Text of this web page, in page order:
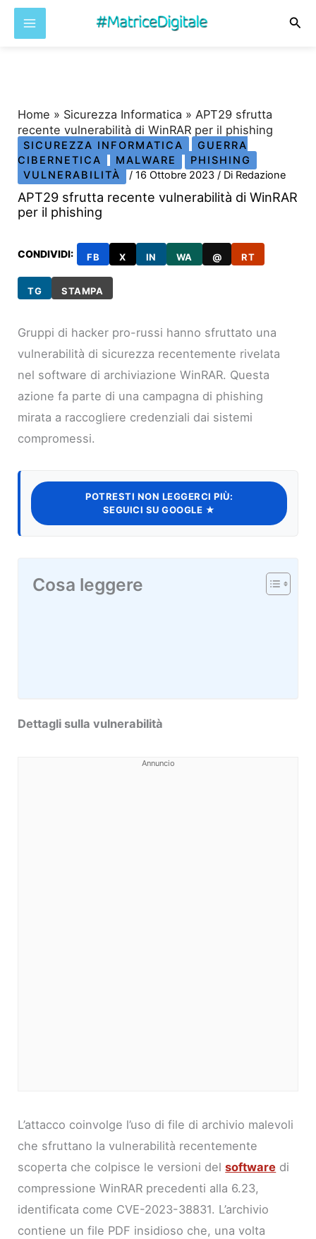
Home » Sicurezza Informatica »APT29 sfrutta
recente vulnerabilità di WinRAR per il phishing
SICUREZZA INFORMATICA
GUERRA
CIBERNETICA
MALWARE
PHISHING
VULNERABILITÀ
/16 Ottobre 2023/ Di Redazione
APT29 sfrutta recente vulnerabilità di WinRAR
per il phishing
CONDIVIDI: FB X IN WA @ RT
TG STAMPA
Gruppi di hacker pro-russi hanno sfruttato una
vulnerabilità di sicurezza recentemente rivelata
nel software di archiviazione WinRAR. Questa
azione fa parte di una campagna di phishing
mirata a raccogliere credenziali dai sistemi
compromessi.
POTRESTI NON LEGGERCI PIÙ:
SEGUICI SU GOOGLE ★
Cosa leggere
Dettagli sulla vulnerabilità
Annuncio
L’attacco coinvolge l’uso di file di archivio malevoli
che sfruttano la vulnerabilità recentemente
scoperta che colpisce le versioni delsoftware di
compressione WinRAR precedenti alla 6.23,
identificata come CVE-2023-38831. L’archivio
contiene un file PDF insidioso che, una volta